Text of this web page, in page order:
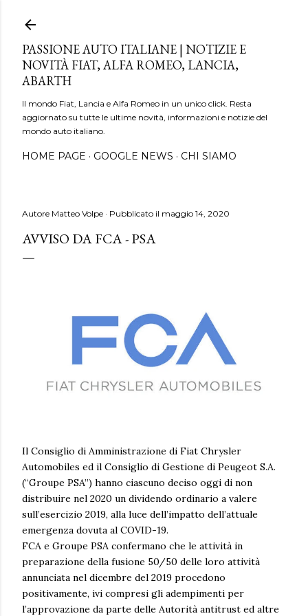
PASSIONE AUTO ITALIANE | NOTIZIE E
NOVITÀ FIAT, ALFA ROMEO, LANCIA,
ABARTH
Il mondo Fiat, Lancia e Alfa Romeo in un unico click. Resta
aggiornato su tutte le ultime novità, informazioni e notizie del
mondo auto italiano.
HOME PAGE GOOGLE NEWS CHI SIAMO
Autore Matteo Volpe Pubblicato il maggio 14, 2020
AVVISO DA FCA - PSA
Il Consiglio di Amministrazione di Fiat Chrysler
Automobiles ed il Consiglio di Gestione di Peugeot S.A.
(“Groupe PSA”) hanno ciascuno deciso oggi di non
distribuire nel 2020 un dividendo ordinario a valere
sull’esercizio 2019, alla luce dell’impatto dell’attuale
emergenza dovuta al COVID-19.
FCA e Groupe PSA confermano che le attività in
preparazione della fusione 50/50 delle loro attività
annunciata nel dicembre del 2019 procedono
positivamente, ivi compresi gli adempimenti per
l’approvazione da parte delle Autorità antitrust ed altre